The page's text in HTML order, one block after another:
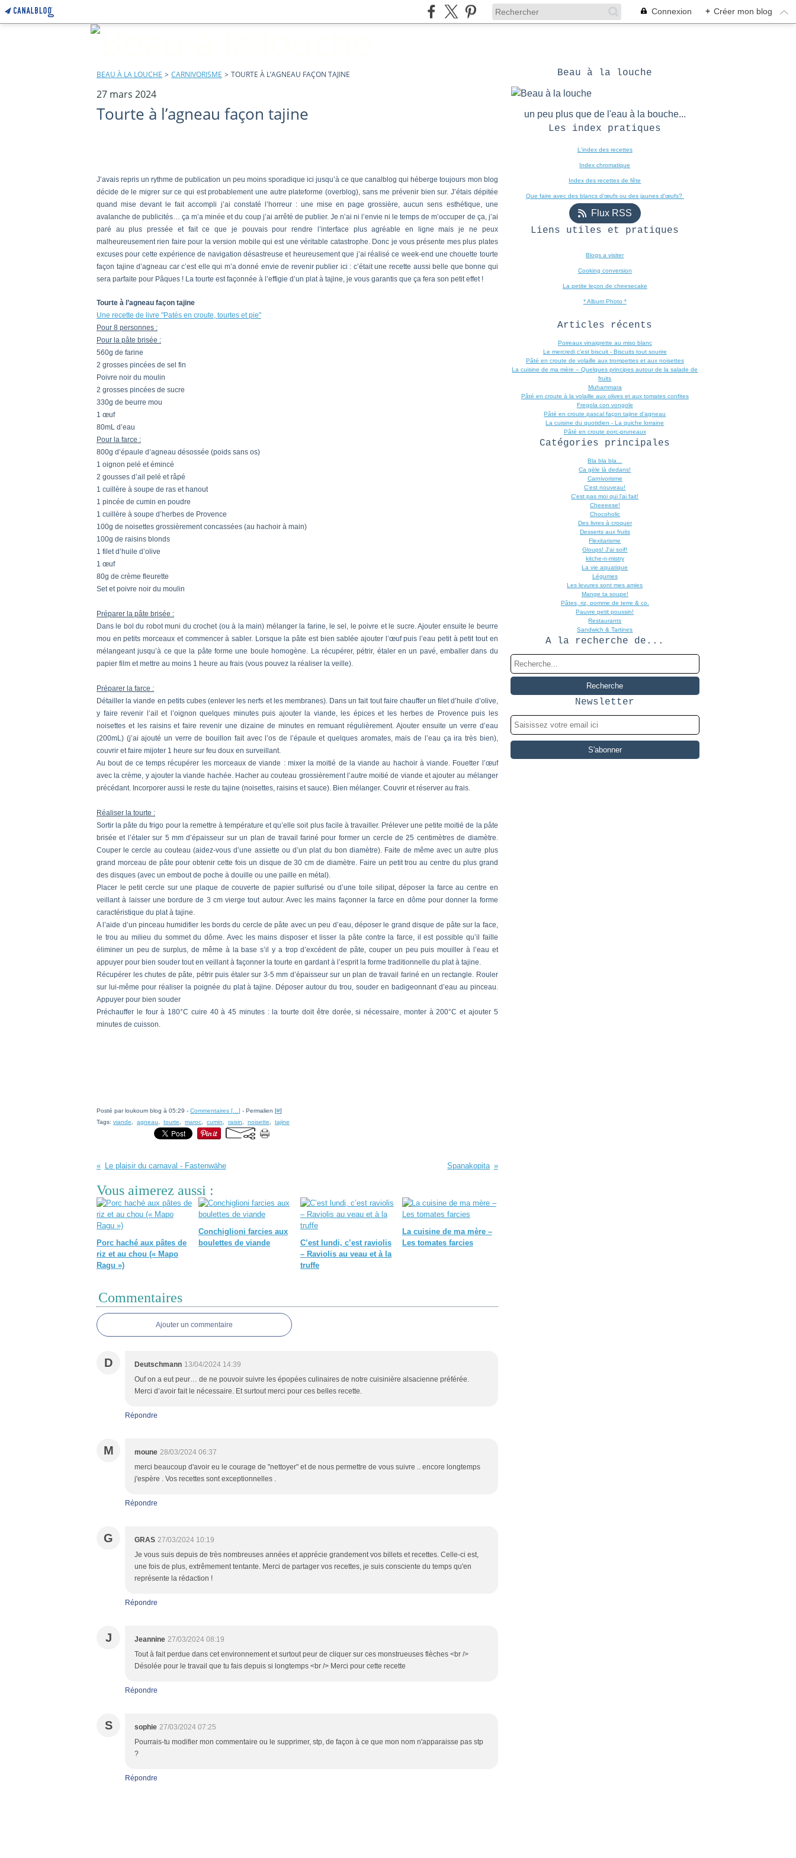
Connexion + Créer mon blog
BEAU À LA LOUCHE > CARNIVORISME > TOURTE À L’AGNEAU FAÇON TAJINE
27 mars 2024
Tourte à l’agneau façon tajine
J’avais repris un rythme de publication un peu moins sporadique ici jusqu’à ce que canalblog qui héberge toujours mon blog
décide de le migrer sur ce qui est probablement une autre plateforme (overblog), sans me prévenir bien sur. J’étais dépitée
quand mise devant le fait accompli j’ai constaté l’horreur : une mise en page grossière, aucun sens esthétique, une
avalanche de publicités… ça m’a minée et du coup j’ai arrêté de publier. Je n’ai ni l’envie ni le temps de m’occuper de ça, j’ai
paré au plus pressée et fait ce que je pouvais pour rendre l’interface plus agréable en ligne mais je ne peux
malheureusement rien faire pour la version mobile qui est une véritable catastrophe. Donc je vous présente mes plus plates
excuses pour cette expérience de navigation désastreuse et heureusement que j’ai réalisé ce week-end une chouette tourte
façon tajine d’agneau car c’est elle qui m’a donné envie de revenir publier ici : c’était une recette aussi belle que bonne qui
sera parfaite pour Pâques ! La tourte est façonnée à l’effigie d’un plat à tajine, je vous garantis que ça fera son petit effet !
Tourte à l’agneau façon tajine
Une recette de livre "Patés en croute, tourtes et pie"
Pour 8 personnes :
Pour la pâte brisée :
560g de farine
2 grosses pincées de sel fin
Poivre noir du moulin
2 grosses pincées de sucre
330g de beurre mou
1 œuf
80mL d’eau
Pour la farce :
800g d’épaule d’agneau désossée (poids sans os)
1 oignon pelé et émincé
2 gousses d’ail pelé et râpé
1 cuillère à soupe de ras et hanout
1 pincée de cumin en poudre
1 cuillère à soupe d’herbes de Provence
100g de noisettes grossièrement concassées (au hachoir à main)
100g de raisins blonds
1 filet d’huile d’olive
1 œuf
80g de crème fleurette
Set et poivre noir du moulin
Préparer la pâte brisée :
Dans le bol du robot muni du crochet (ou à la main) mélanger la farine, le sel, le poivre et le sucre. Ajouter ensuite le beurre
mou en petits morceaux et commencer à sabler. Lorsque la pâte est bien sablée ajouter l’œuf puis l’eau petit à petit tout en
mélangeant jusqu’à ce que la pâte forme une boule homogène. La récupérer, pétrir, étaler en un pavé, emballer dans du
papier film et mettre au moins 1 heure au frais (vous pouvez la réaliser la veille).
Préparer la farce :
Détailler la viande en petits cubes (enlever les nerfs et les membranes). Dans un fait tout faire chauffer un filet d’huile d’olive,
y faire revenir l’ail et l’oignon quelques minutes puis ajouter la viande, les épices et les herbes de Provence puis les
noisettes et les raisins et faire revenir une dizaine de minutes en remuant régulièrement. Ajouter ensuite un verre d’eau
(200mL) (j’ai ajouté un verre de bouillon fait avec l’os de l’épaule et quelques aromates, mais de l’eau ça ira très bien),
couvrir et faire mijoter 1 heure sur feu doux en surveillant.
Au bout de ce temps récupérer les morceaux de viande : mixer la moitié de la viande au hachoir à viande. Fouetter l’œuf
avec la crème, y ajouter la viande hachée. Hacher au couteau grossièrement l’autre moitié de viande et ajouter au mélanger
précédant. Incorporer aussi le reste du tajine (noisettes, raisins et sauce). Bien mélanger. Couvrir et réserver au frais.
Réaliser la tourte :
Sortir la pâte du frigo pour la remettre à température et qu’elle soit plus facile à travailler. Prélever une petite moitié de la pâte
brisée et l’étaler sur 5 mm d’épaisseur sur un plan de travail fariné pour former un cercle de 25 centimètres de diamètre.
Couper le cercle au couteau (aidez-vous d’une assiette ou d’un plat du bon diamètre). Faite de même avec un autre plus
grand morceau de pâte pour obtenir cette fois un disque de 30 cm de diamètre. Faire un petit trou au centre du plus grand
des disques (avec un embout de poche à douille ou une paille en métal).
Placer le petit cercle sur une plaque de couverte de papier sulfurisé ou d’une toile silipat, déposer la farce au centre en
veillant à laisser une bordure de 3 cm vierge tout autour. Avec les mains façonner la farce en dôme pour donner la forme
caractéristique du plat à tajine.
A l’aide d’un pinceau humidifier les bords du cercle de pâte avec un peu d’eau, déposer le grand disque de pâte sur la face,
le trou au milieu du sommet du dôme. Avec les mains disposer et lisser la pâte contre la farce, il est possible qu’il faille
éliminer un peu de surplus, de même à la base s’il y a trop d’excédent de pâte, couper un peu puis mouiller à l’eau et
appuyer pour bien souder tout en veillant à façonner la tourte en gardant à l’esprit la forme traditionnelle du plat à tajine.
Récupérer les chutes de pâte, pétrir puis étaler sur 3-5 mm d’épaisseur sur un plan de travail fariné en un rectangle. Rouler
sur lui-même pour réaliser la poignée du plat à tajine. Déposer autour du trou, souder en badigeonnant d’eau au pinceau.
Appuyer pour bien souder
Préchauffer le four à 180°C cuire 40 à 45 minutes : la tourte doit être dorée, si nécessaire, monter à 200°C et ajouter 5
minutes de cuisson.
Posté par loukoum blog à 05:29 - Commentaires [ ] - Permalien [#]
Tags: viande agneau tourte maroc cumin raisin noisette tajine
Le plaisir du carnaval - Fastenwähe Spanakopita
Vous aimerez aussi :
Porc haché aux pâtes de
riz et au chou (« Mapo
Ragu »)
Conchiglioni farcies aux
boulettes de viande
C’est lundi, c’est raviolis
– Raviolis au veau et à la
truffe
La cuisine de ma mère –
Les tomates farcies
Commentaires
Ajouter un commentaire
D Deutschmann 13/04/2024 14:39
Ouf on a eut peur… de ne pouvoir suivre les épopées culinaires de notre cuisinière alsacienne préférée.
Merci d’avoir fait le nécessaire. Et surtout merci pour ces belles recette.
Répondre
M moune 28/03/2024 06:37
merci beaucoup d'avoir eu le courage de "nettoyer" et de nous permettre de vous suivre .. encore longtemps
j'espère . Vos recettes sont exceptionnelles .
Répondre
G GRAS 27/03/2024 10:19
Je vous suis depuis de très nombreuses années et apprécie grandement vos billets et recettes. Celle-ci est,
une fois de plus, extrêmement tentante. Merci de partager vos recettes, je suis consciente du temps qu'en
représente la rédaction !
Répondre
J Jeannine 27/03/2024 08:19
Tout à fait perdue dans cet environnement et surtout peur de cliquer sur ces monstrueuses flèches <br />
Désolée pour le travail que tu fais depuis si longtemps <br /> Merci pour cette recette
Répondre
S sophie 27/03/2024 07:25
Pourrais-tu modifier mon commentaire ou le supprimer, stp, de façon à ce que mon nom n'apparaisse pas stp
?
Répondre
Beau à la louche
un peu plus que de l'eau à la bouche...
Les index pratiques
L'index des recettes
Index chromatique
Index des recettes de fête
Que faire avec des blancs d’œufs ou des jaunes d’œufs?
Flux RSS
Liens utiles et pratiques
Blogs a visiter
Cooking conversion
La petite leçon de cheesecake
* Album Photo *
Articles récents
Poireaux vinaigrette au miso blanc
Le mercredi c'est biscuit - Biscuits tout sourire
Pâté en croute de volaille aux trompettes et aux noisettes
La cuisine de ma mère – Quelques principes autour de la salade de
fruits
Muhammara
Pâté en croute à la volaille aux olives et aux tomates confites
Fregola con vongole
Pâté en croute pascal façon tajine d’agneau
La cuisine du quotidien - La quiche lorraine
Pâté en croute porc-pruneaux
Catégories principales
Bla bla bla...
Ca gèle là dedans!
Carnivorisme
C'est nouveau!
C'est pas moi qui l'ai fait!
Cheeeese!
Chocoholic
Des livres à croquer
Desserts aux fruits
Flexitarisme
Gloups! J'ai soif!
kitche-n-mistry
La vie aquatique
Légumes
Les levures sont mes amies
Mange ta soupe!
Pâtes, riz, pomme de terre & co.
Pauvre petit poussin!
Restaurants
Sandwich & Tartines
A la recherche de...
Newsletter